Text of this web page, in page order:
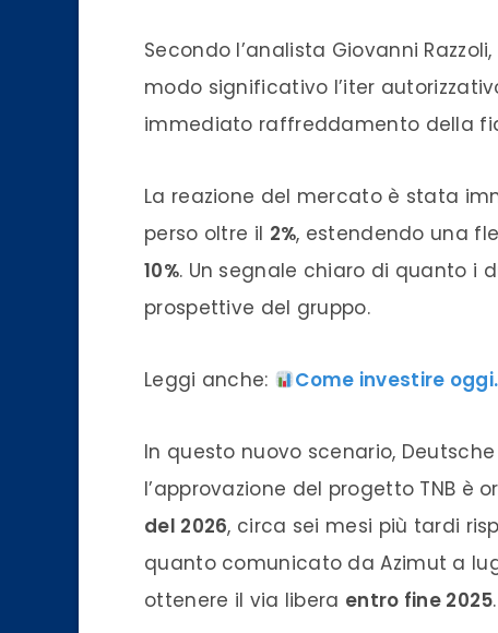
Secondo l’analista Giovanni
modo significativo l’iter
immediato raffreddamento della
La reazione del mercato è stata
perso oltre il 2%, estendendo una
10%. Un segnale chiaro di quanto i
prospettive del gruppo.
Leggi anche: Come investire
In questo nuovo scenario,
l’approvazione del progetto TNB è
del 2026, circa sei mesi più tardi
quanto comunicato da Azimut a
ottenere il via libera entro fine 2025.